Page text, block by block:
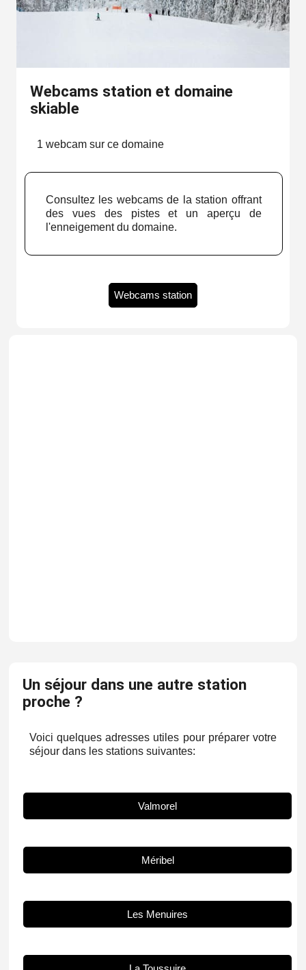
Webcams station et domaine
skiable
1 webcam sur ce domaine
Consultez les webcams de la station offrant
des vues des pistes et un aperçu de
l'enneigement du domaine.
Webcams station
Un séjour dans une autre station
proche ?
Voici quelques adresses utiles pour préparer votre
séjour dans les stations suivantes:
Valmorel
Méribel
Les Menuires